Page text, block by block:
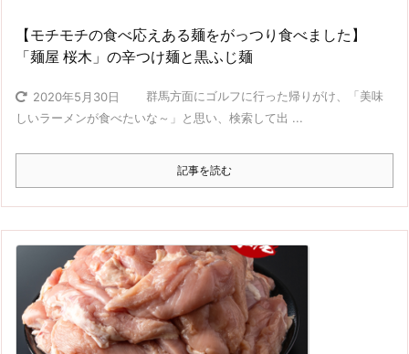
【モチモチの食べ応えある麺をがっつり食べました】
「麺屋 桜木」の辛つけ麺と黒ふじ麺
2020年5月30日
群馬方面にゴルフに行った帰りがけ、「美味
しいラーメンが食べたいな～」と思い、検索して出 ...
記事を読む